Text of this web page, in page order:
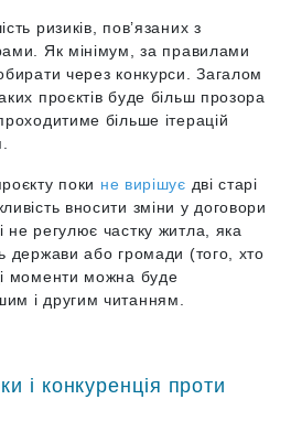
ризиків, пов’язаних з
Як мінімум, за правилами
через конкурси. Загалом
проєктів буде більш прозора
більше ітерацій
поки не вирішує дві старі
вносити зміни у договори
регулює частку житла, яка
держави або громади (того, хто
моменти можна буде
і другим читанням.
і конкуренція проти